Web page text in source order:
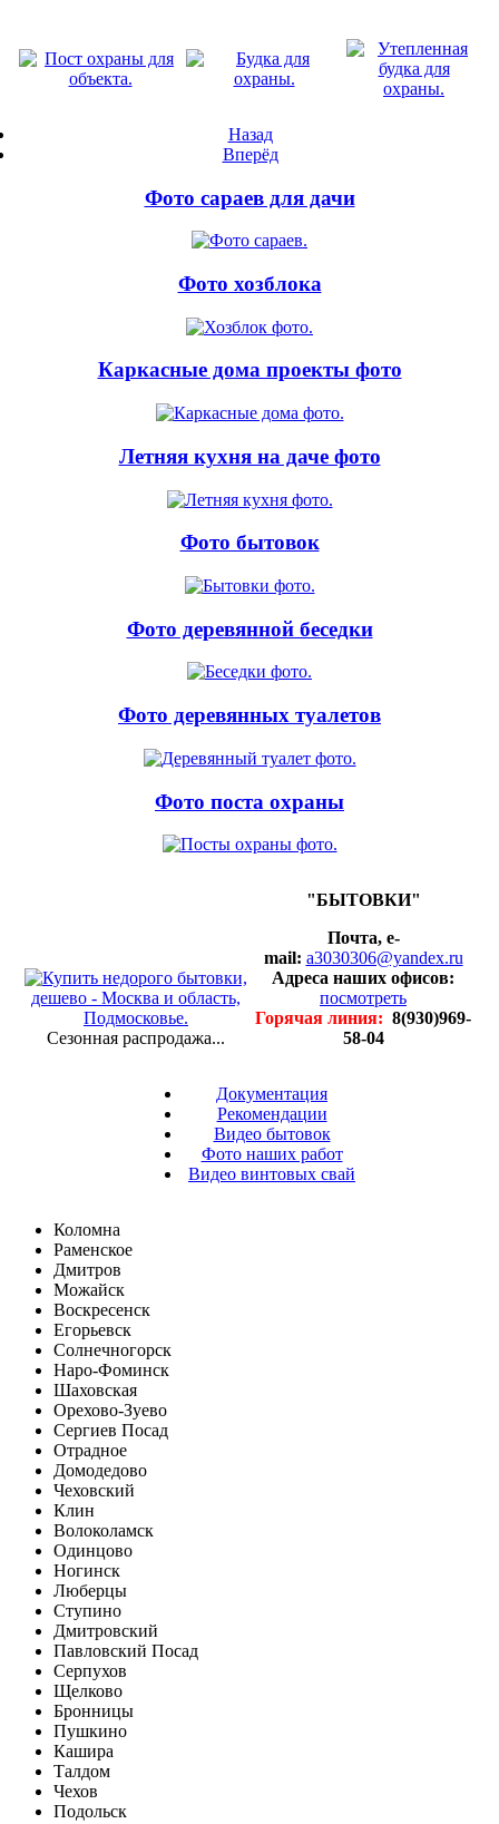
Назад
Вперёд
Фото сараев для дачи
Фото хозблока
Каркасные дома проекты фото
Летняя кухня на даче фото
Фото бытовок
Фото деревянной беседки
Фото деревянных туалетов
Фото поста охраны
Сезонная распродажа...
"БЫТОВКИ"
Почта, e-
mail: a3030306@yandex.ru
Адреса наших офисов:
посмотреть
Горячая линия: 8(930)969-
58-04
Документация
Рекомендации
Видео бытовок
Фото наших работ
Видео винтовых свай
Коломна
Раменское
Дмитров
Можайск
Воскресенск
Егорьевск
Солнечногорск
Наро-Фоминск
Шаховская
Орехово-Зуево
Сергиев Посад
Отрадное
Домодедово
Чеховский
Клин
Волоколамск
Одинцово
Ногинск
Люберцы
Ступино
Дмитровский
Павловский Посад
Серпухов
Щелково
Бронницы
Пушкино
Кашира
Талдом
Чехов
Подольск